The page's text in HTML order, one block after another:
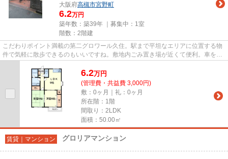
大阪府高槻市宮野町
6.2万円
築年数：築39年 ｜募集中： 1室
階数：2階建
こだわりポイント満載の第二グロワール久住。駅まで平坦なエリアに位置する物
件で気軽に散歩できるのもいいですね。敷地内ごみ置き場が近くて便利。車をお
6.2万円
(管理費・共益費 3,000円)
敷：0ヶ月｜礼：0ヶ月
所在階：1階
間取り：2LDK
面積：50.00㎡
賃貸｜マンション グロリアマンション